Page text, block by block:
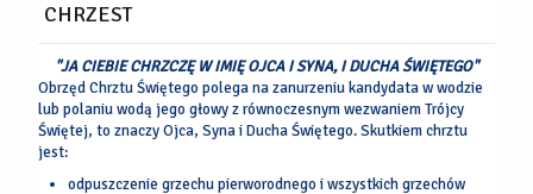
CHRZEST
"JA CIEBIE CHRZCZĘ W IMIĘ OJCA I SYNA, I DUCHA ŚWIĘTEGO"
Obrzęd Chrztu Świętego polega na zanurzeniu kandydata w wodzie
lub polaniu wodą jego głowy z równoczesnym wezwaniem Trójcy
Świętej, to znaczy Ojca, Syna i Ducha Świętego. Skutkiem chrztu
jest:
odpuszczenie grzechu pierworodnego i wszystkich grzechów